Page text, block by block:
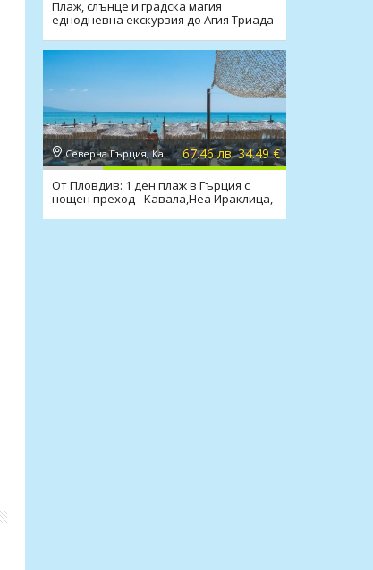
Плаж, слънце и градска магия
еднодневна екскурзия до Агия Триада
Северна Гърция, Кавала 67.46 лв. 34.49 €
От Пловдив: 1 ден плаж в Гърция с
нощен преход - Кавала,Неа Ираклица,